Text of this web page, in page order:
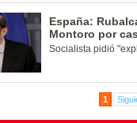
España:
Montoro por
Socialista pidió
1